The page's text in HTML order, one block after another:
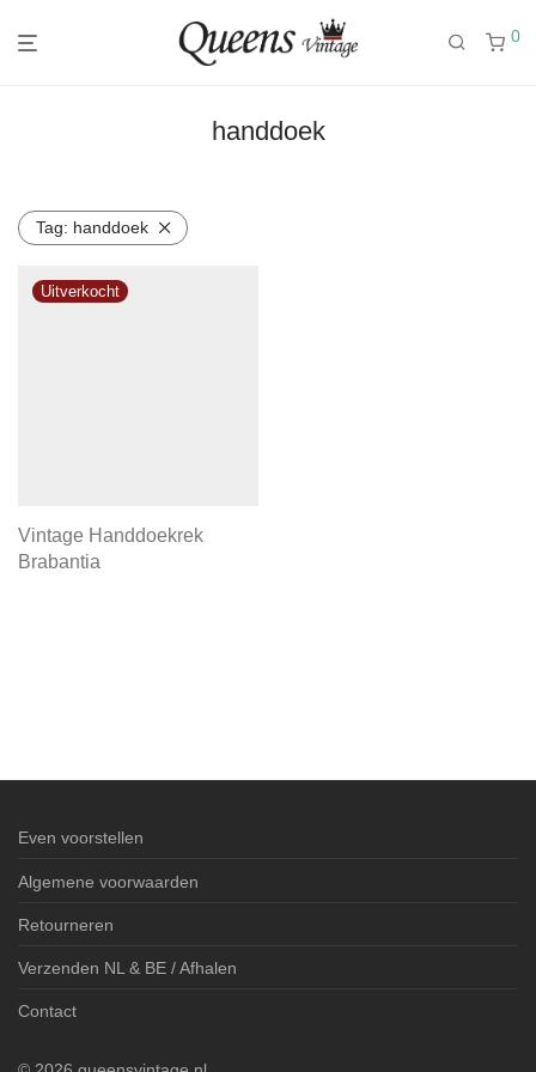
0
handdoek
Tag: handdoek
Vintage Handdoekrek
Brabantia
Even voorstellen
Algemene voorwaarden
Retourneren
Verzenden NL & BE / Afhalen
Contact